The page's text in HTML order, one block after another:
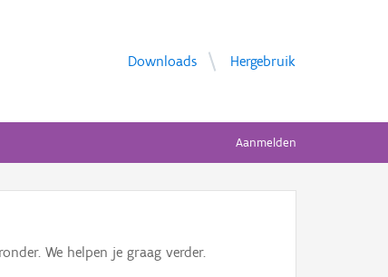
Downloads Hergebruik
Aanmelden
We helpen je graag verder.